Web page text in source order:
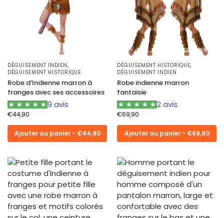
DÉGUISEMENT INDIEN,
DÉGUISEMENT HISTORIQUE
Robe d’Indienne marron à
franges avec ses accessoires
9 avis
€44,90
Ajouter au panier - €44,90
DÉGUISEMENT HISTORIQUE,
DÉGUISEMENT INDIEN
Robe indienne marron
fantaisie
2 avis
€69,90
Ajouter au panier - €69,90